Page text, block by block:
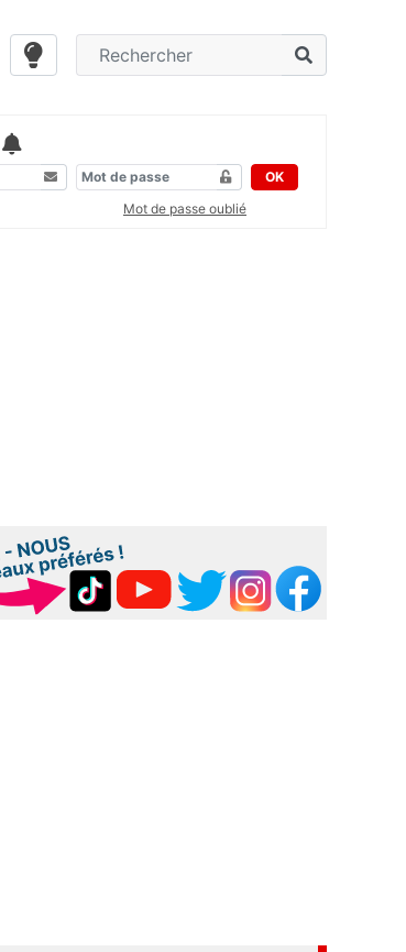
OK
Mot de passe oublié